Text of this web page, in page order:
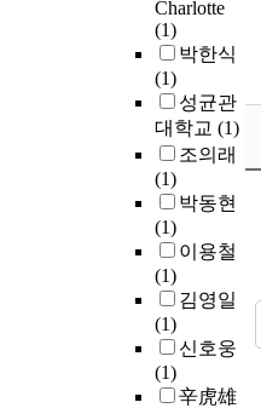
Charlotte
(1)
박한식
(1)
성균관
대학교 (1)
조의래
(1)
박동현
(1)
이용철
(1)
김영일
(1)
신호웅
(1)
辛虎雄